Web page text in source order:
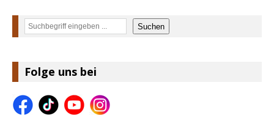
Suchen Suchen
Folge uns bei